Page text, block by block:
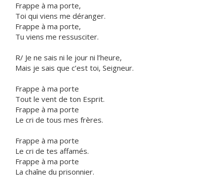
Frappe à ma porte,
Toi qui viens me déranger.
Frappe à ma porte,
Tu viens me ressusciter.
R/ Je ne sais ni le jour ni l’heure,
Mais je sais que c’est toi, Seigneur.
Frappe à ma porte
Tout le vent de ton Esprit.
Frappe à ma porte
Le cri de tous mes frères.
Frappe à ma porte
Le cri de tes affamés.
Frappe à ma porte
La chaîne du prisonnier.